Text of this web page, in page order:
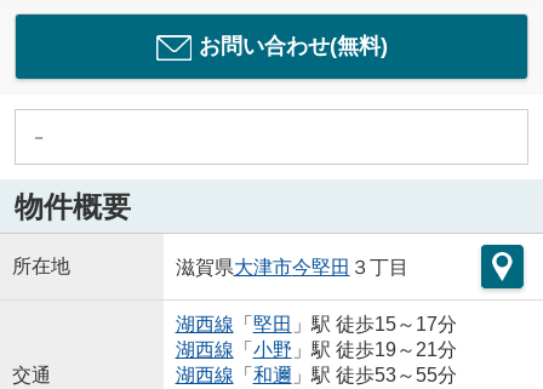
お問い合わせ(無料)
－
物件概要
所在地 滋賀県大津市今堅田 ３丁目
交通
湖西線 「 堅田 」駅 徒歩15～17分
湖西線 「 小野 」駅 徒歩19～21分
湖西線 「 和邇 」駅 徒歩53～55分